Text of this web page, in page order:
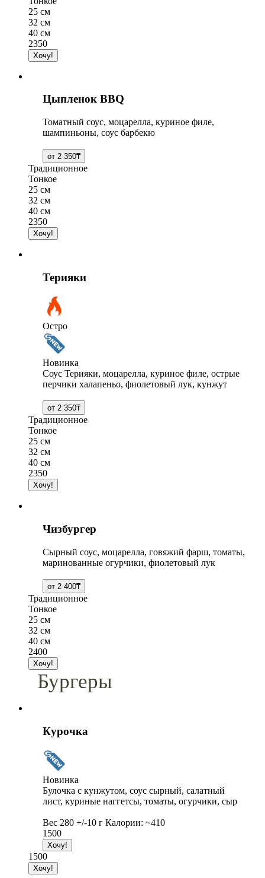
25 см
32 см
40 см
2350
Цыпленок BBQ
Томатный соус, моцарелла, куриное филе,
шампиньоны, соус барбекю
Традиционное
Тонкое
25 см
32 см
40 см
2350
Терияки
Остро
Новинка
Соус Терияки, моцарелла, куриное филе, острые
перчики халапеньо, фиолетовый лук, кунжут
Традиционное
Тонкое
25 см
32 см
40 см
2350
Чизбургер
Сырный соус, моцарелла, говяжий фарш, томаты,
маринованные огурчики, фиолетовый лук
Традиционное
Тонкое
25 см
32 см
40 см
2400
Бургеры
Курочка
Новинка
Булочка с кунжутом, соус сырный, салатный
лист, куриные наггетсы, томаты, огурчики, сыр
Вес 280 +/-10 г Калории: ~410
1500
1500